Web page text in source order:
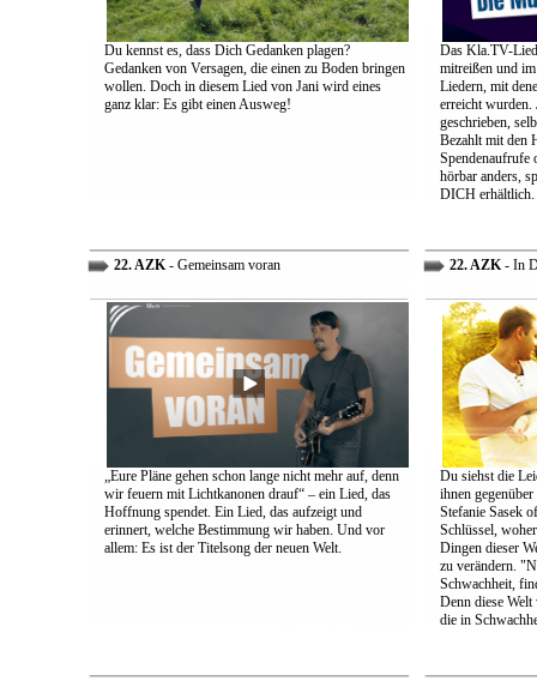
Du kennst es, dass Dich Gedanken plagen?
Gedanken von Versagen, die einen zu Boden bringen
wollen. Doch in diesem Lied von Jani wird eines
ganz klar: Es gibt einen Ausweg!
Das Kla.TV-
mitreißen und
Liedern, mit
erreicht wurden.
geschrieben,
Bezahlt mit den
Spendenaufrufe
hörbar anders,
DICH erhältlich.
22. AZK- Gemeinsam voran
„Eure Pläne gehen schon lange nicht mehr auf, denn
wir feuern mit Lichtkanonen drauf“ – ein Lied, das
Hoffnung spendet. Ein Lied, das aufzeigt und
erinnert, welche Bestimmung wir haben. Und vor
allem: Es ist der Titelsong der neuen Welt.
22. AZK- In
Du siehst die
ihnen
Stefanie Sasek
Schlüssel,
Dingen dieser
zu verändern.
Schwachheit,
Denn diese Welt
die in